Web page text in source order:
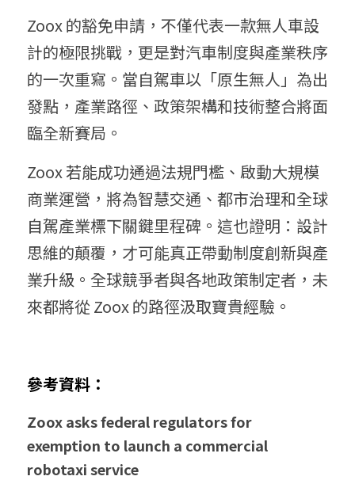
Zoox 的豁免申請，不僅代表一款無人車設
計的極限挑戰，更是對汽車制度與產業秩序
的一次重寫。當自駕車以「原生無人」為出
發點，產業路徑、政策架構和技術整合將面
臨全新賽局。
Zoox 若能成功通過法規門檻、啟動大規模
商業運營，將為智慧交通、都市治理和全球
自駕產業標下關鍵里程碑。這也證明：設計
思維的顛覆，才可能真正帶動制度創新與產
業升級。全球競爭者與各地政策制定者，未
來都將從 Zoox 的路徑汲取寶貴經驗。
參考資料：
Zoox asks federal regulators for
exemption to launch a commercial
robotaxi service